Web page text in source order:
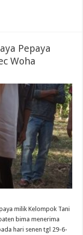
Pepaya
Woha
milik Kelompok Tani
bima menerima
hari senen tgl 29-6-